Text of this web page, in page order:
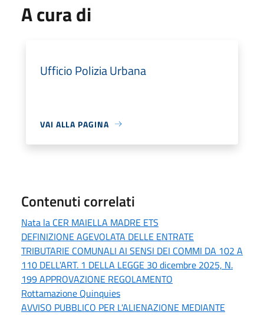
A cura di
Ufficio Polizia Urbana
VAI ALLA PAGINA
Contenuti correlati
Nata la CER MAIELLA MADRE ETS
DEFINIZIONE AGEVOLATA DELLE ENTRATE
TRIBUTARIE COMUNALI AI SENSI DEI COMMI DA 102 A
110 DELL'ART. 1 DELLA LEGGE 30 dicembre 2025, N.
199 APPROVAZIONE REGOLAMENTO
Rottamazione Quinquies
AVVISO PUBBLICO PER L'ALIENAZIONE MEDIANTE